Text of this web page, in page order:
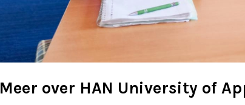
Meer over HAN University of